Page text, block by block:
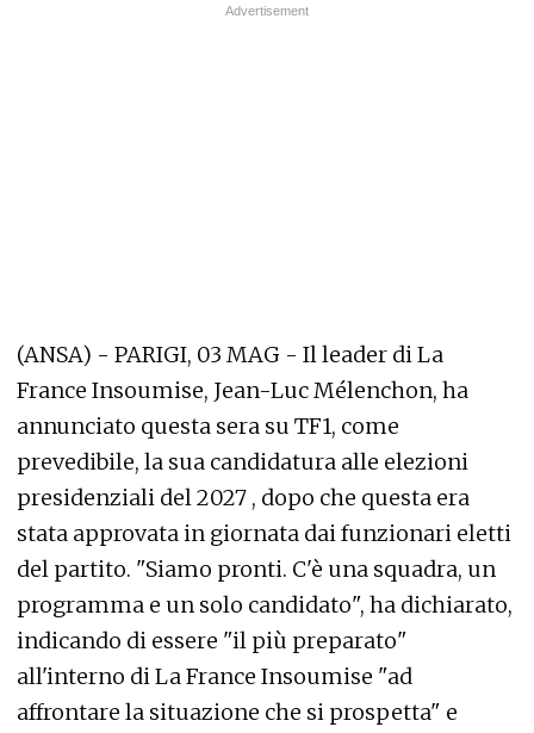
(ANSA) - PARIGI, 03 MAG - Il leader di La
France Insoumise, Jean-Luc Mélenchon, ha
annunciato questa sera su TF1, come
prevedibile, la sua candidatura alle elezioni
presidenziali del 2027 , dopo che questa era
stata approvata in giornata dai funzionari eletti
del partito. "Siamo pronti. C'è una squadra, un
programma e un solo candidato", ha dichiarato,
indicando di essere "il più preparato"
all'interno di La France Insoumise "ad
affrontare la situazione che si prospetta" e